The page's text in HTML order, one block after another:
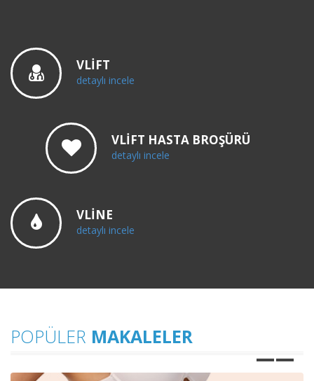
VLIFT
detaylı incele
VLIFT HASTA BROŞÜRÜ
detaylı incele
VLINE
detaylı incele
POPÜLER MAKALELER